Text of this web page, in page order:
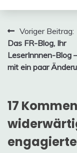
Voriger Beitrag:
Das FR-Blog, Ihr
LeserInnnen-Blog
mit ein paar
17